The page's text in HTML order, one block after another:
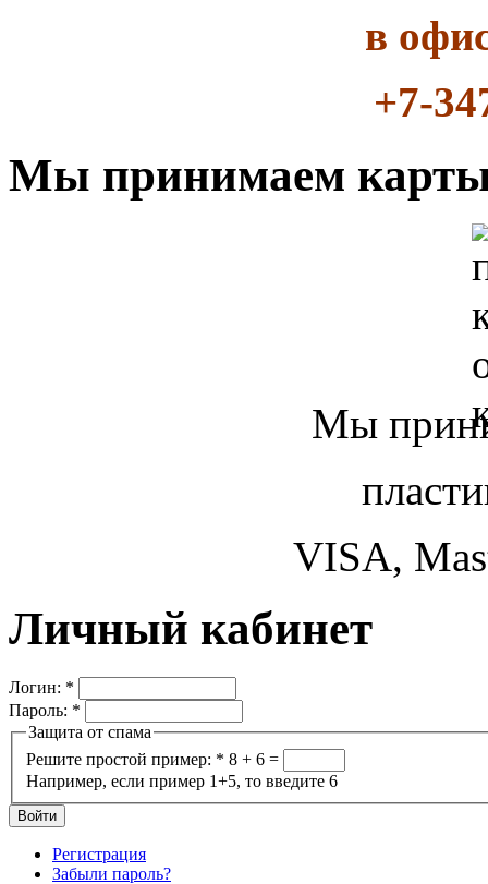
в
+7-
Мы принимаем
Мы
VISA,
Личный кабинет
Логин: *
Пароль: *
Защита от спама
Решите простой пример: * 8 + 6 =
Например, если пример 1+5, то введите 6
Регистрация
Забыли пароль?